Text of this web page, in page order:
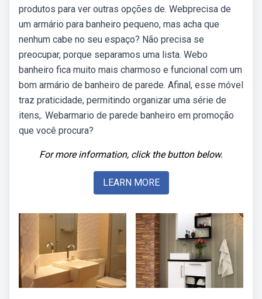
produtos para ver outras opções de. Webprecisa de
um armário para banheiro pequeno, mas acha que
nenhum cabe no seu espaço? Não precisa se
preocupar, porque separamos uma lista. Webo
banheiro fica muito mais charmoso e funcional com um
bom armário de banheiro de parede. Afinal, esse móvel
traz praticidade, permitindo organizar uma série de
itens,. Webarmario de parede banheiro em promoção
que você procura?
For more information, click the button below.
LEARN MORE